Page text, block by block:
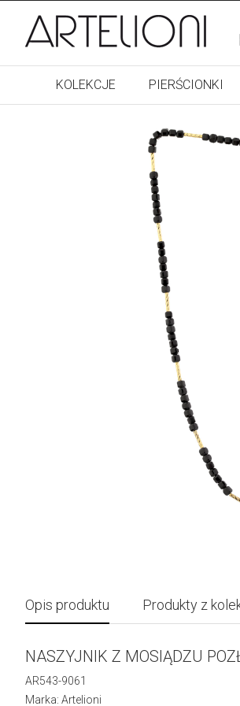
KOLEKCJE PIERŚCIONKI
Opis produktu Produkty z
NASZYJNIK Z MOSIĄDZU
AR543-9061
Marka: Artelioni